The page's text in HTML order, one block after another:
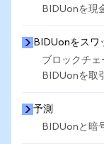
BIDUonを現
BIDUonをスワ
ブロックチ
BIDUonを取
予測
BIDUonと暗